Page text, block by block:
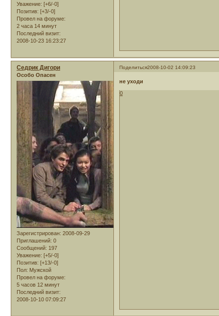
Уважение: [+6/-0]
Позитив: [+3/-0]
Провел на форуме:
2 часа 14 минут
Последний визит:
2008-10-23 16:23:27
Поделиться2008-10-02 14:09:23
Седрик Дигори
Особо Опасен
Зарегистрирован: 2008-09-29
Приглашений: 0
Сообщений: 197
Уважение: [+5/-0]
Позитив: [+13/-0]
Пол: Мужской
Провел на форуме:
5 часов 12 минут
Последний визит:
2008-10-10 07:09:27
не уходи
0